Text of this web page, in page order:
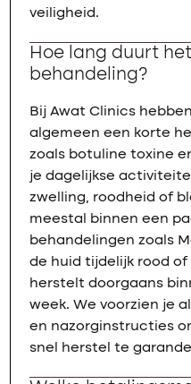
veiligheid.
Hoe lang duurt
behandeling?
Bij Awat Clinics
algemeen een korte
zoals botuline toxine
je dagelijkse
zwelling, roodheid of
meestal binnen een
behandelingen zoals
de huid tijdelijk rood
herstelt doorgaans
week. We voorzien je
en nazorginstructies
snel herstel te